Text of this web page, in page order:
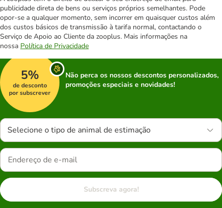
publicidade direta de bens ou serviços próprios semelhantes. Pode
opor-se a qualquer momento, sem incorrer em quaisquer custos além
dos custos básicos de transmissão à tarifa normal, contactando o
Serviço de Apoio ao Cliente da zooplus. Mais informações na
nossa Política de Privacidade
5%
de desconto
por subscrever
Não perca os nossos descontos personalizados,
promoções especiais e novidades!
Selecione o tipo de animal de estimação
Subscreva agora!